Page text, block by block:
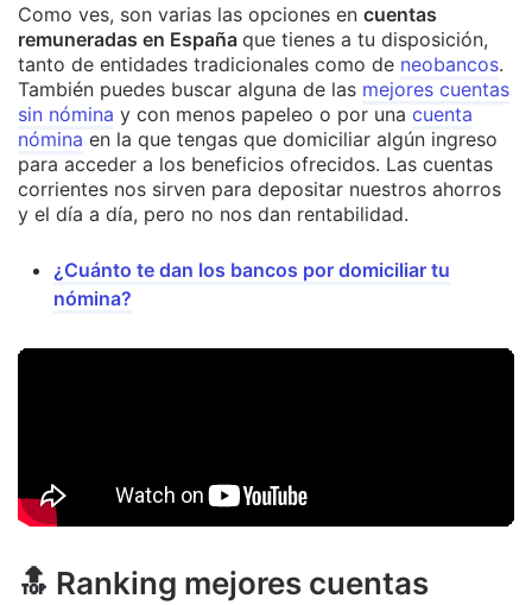
Como ves, son varias las opciones en cuentas
remuneradas en España que tienes a tu disposición,
tanto de entidades tradicionales como de neobancos.
También puedes buscar alguna de las mejores cuentas
sin nómina y con menos papeleo o por una cuenta
nómina en la que tengas que domiciliar algún ingreso
para acceder a los beneficios ofrecidos. Las cuentas
corrientes nos sirven para depositar nuestros ahorros
y el día a día, pero no nos dan rentabilidad.
¿Cuánto te dan los bancos por domiciliar tu
nómina?
🔝 Ranking mejores cuentas